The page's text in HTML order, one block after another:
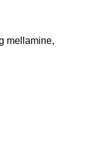
mellamine,